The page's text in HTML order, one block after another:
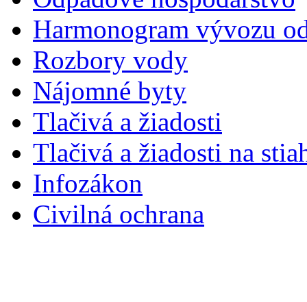
Harmonogram vývozu
Rozbory vody
Nájomné byty
Tlačivá a žiadosti
Tlačivá a žiadosti na
Infozákon
Civilná ochrana